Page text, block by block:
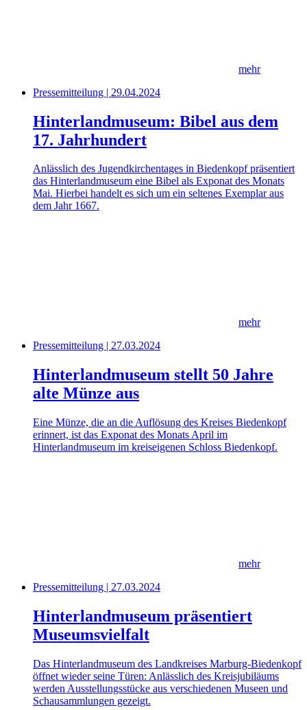
mehr
Pressemitteilung | 29.04.2024
Hinterlandmuseum: Bibel aus dem
17. Jahrhundert
Anlässlich des Jugendkirchentages in Biedenkopf präsentiert
das Hinterlandmuseum eine Bibel als Exponat des Monats
Mai. Hierbei handelt es sich um ein seltenes Exemplar aus
dem Jahr 1667.
mehr
Pressemitteilung | 27.03.2024
Hinterlandmuseum stellt 50 Jahre
alte Münze aus
Eine Münze, die an die Auflösung des Kreises Biedenkopf
erinnert, ist das Exponat des Monats April im
Hinterlandmuseum im kreiseigenen Schloss Biedenkopf.
mehr
Pressemitteilung | 27.03.2024
Hinterlandmuseum präsentiert
Museumsvielfalt
Das Hinterlandmuseum des Landkreises Marburg-Biedenkopf
öffnet wieder seine Türen: Anlässlich des Kreisjubiläums
werden Ausstellungsstücke aus verschiedenen Museen und
Schausammlungen gezeigt.